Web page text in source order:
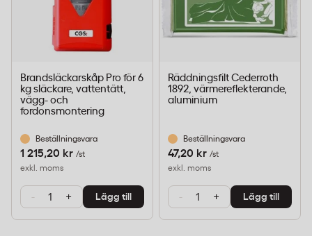
Brandsläckarskåp Pro för 6
kg släckare, vattentätt,
vägg- och
fordonsmontering
Beställningsvara
1 215,20 kr /st
exkl. moms
- + Lägg till
Räddningsfilt Cederroth
1892, värmereflekterande,
aluminium
Beställningsvara
47,20 kr /st
exkl. moms
- + Lägg till